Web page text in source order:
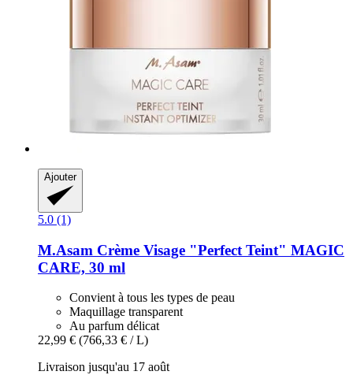
Ajouter
5.0 (1)
M.Asam Crème Visage "Perfect Teint" MAGIC
CARE, 30 ml
Convient à tous les types de peau
Maquillage transparent
Au parfum délicat
22,99 € (766,33 € / L)
Livraison jusqu'au 17 août